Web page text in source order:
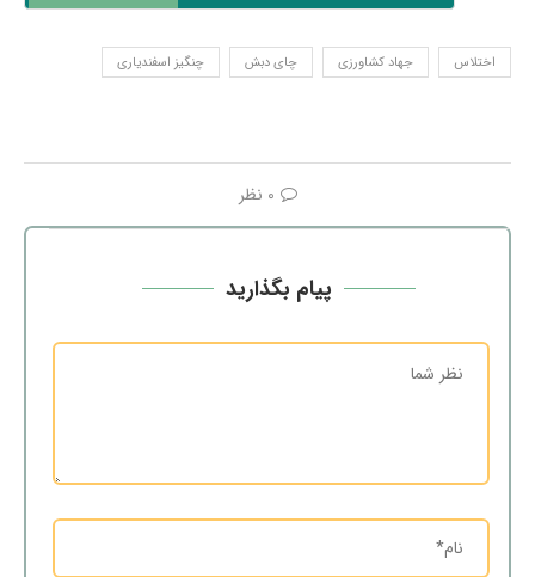
اختلاس جهاد کشاورزی چای دبش چنگیز اسفندیاری
0 نظر
پیام بگذارید